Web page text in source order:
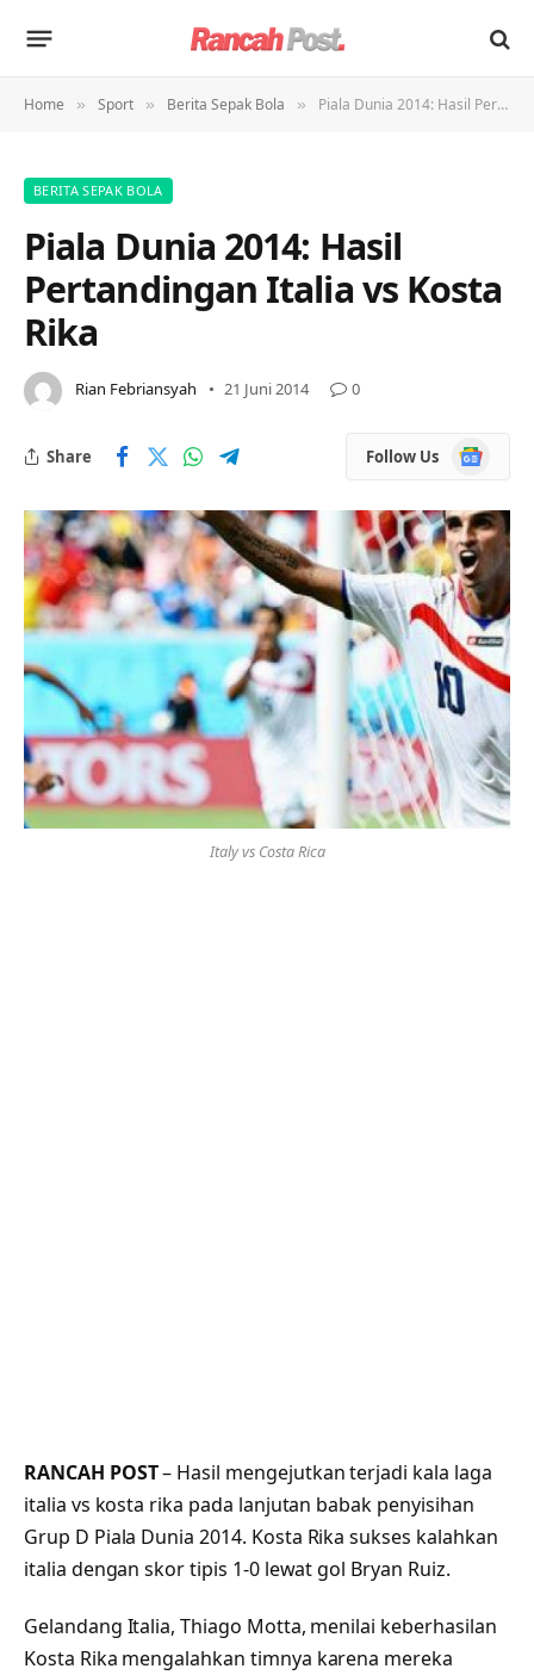
Home » Sport » Berita Sepak Bola » Piala Dunia 2014: Hasil Pertandingan Italia vs Kosta Rika
BERITA SEPAK BOLA
Piala Dunia 2014: Hasil
Pertandingan Italia vs Kosta
Rika
Rian Febriansyah 21 Juni 2014 0
Share Follow Us
Google
News
Italy vs Costa Rica
RANCAH POST– Hasil mengejutkan terjadi kala laga
italia vs kosta rika pada lanjutan babak penyisihan
Grup D Piala Dunia 2014. Kosta Rika sukses kalahkan
italia dengan skor tipis 1-0 lewat gol Bryan Ruiz.
Gelandang Italia, Thiago Motta, menilai keberhasilan
Kosta Rika mengalahkan timnya karena mereka